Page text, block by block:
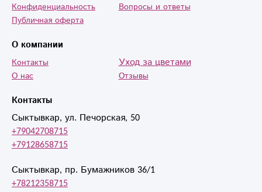
Контакты
Сыктывкар, ул. Печорская, 50
+79042708715
+79128658715
Сыктывкар, пр. Бумажников 36/1
+78212358715
Конфиденциальность
Публичная оферта
Вопросы и ответы
О компании
Контакты
О нас
Уход за цветами
Отзывы